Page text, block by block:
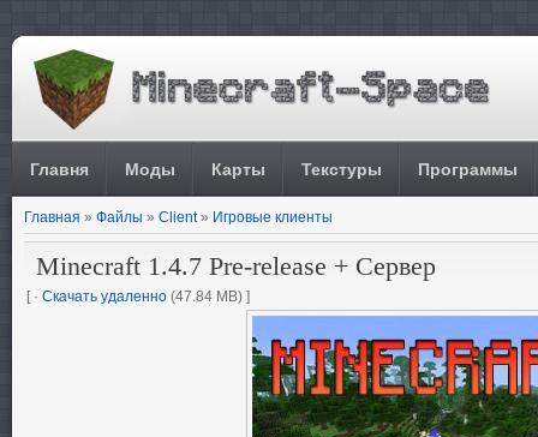
Главня Моды Карты Текстуры Программы
Главная » Файлы » Client» Игровые клиенты
Minecraft 1.4.7 Pre-release + Сервер
[ · Скачать удаленно (47.84 MB) ]